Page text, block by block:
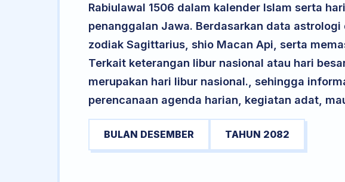
Rabiulawal 1506 dalam kalender Islam serta
penanggalan Jawa. Berdasarkan data
zodiak Sagittarius, shio Macan Api, serta
Terkait keterangan libur nasional atau hari
merupakan hari libur nasional., sehingga
perencanaan agenda harian, kegiatan adat,
BULAN DESEMBER TAHUN 2082